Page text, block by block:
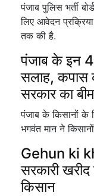
पंजाब पुलिस भर्ती
लिए आवेदन
तक की है.
पंजाब के इन 4
सलाह,
सरकार का
पंजाब के किसानों के
भगवंत मान ने
Gehun ki
सरकारी
किसान